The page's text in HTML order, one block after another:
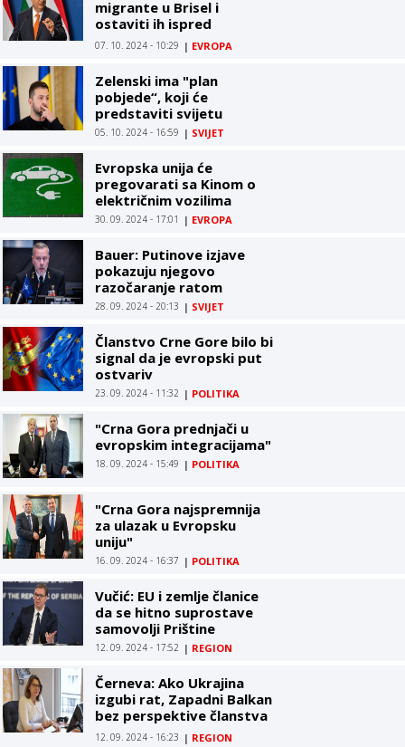
migrante u Brisel i
ostaviti ih ispred
kancelarija EU
07. 10. 2024 - 10:29 | EVROPA
Zelenski ima "plan
pobjede“, koji će
predstaviti svijetu
05. 10. 2024 - 16:59 | SVIJET
Evropska unija će
pregovarati sa Kinom o
električnim vozilima
30. 09. 2024 - 17:01 | EVROPA
Bauer: Putinove izjave
pokazuju njegovo
razočaranje ratom
28. 09. 2024 - 20:13 | SVIJET
Članstvo Crne Gore bilo bi
signal da je evropski put
ostvariv
23. 09. 2024 - 11:32 | POLITIKA
"Crna Gora prednjači u
evropskim integracijama"
18. 09. 2024 - 15:49 | POLITIKA
"Crna Gora najspremnija
za ulazak u Evropsku
uniju"
16. 09. 2024 - 16:37 | POLITIKA
Vučić: EU i zemlje članice
da se hitno suprostave
samovolji Prištine
12. 09. 2024 - 17:52 | REGION
Černeva: Ako Ukrajina
izgubi rat, Zapadni Balkan
bez perspektive članstva
u EU
12. 09. 2024 - 16:23 | REGION